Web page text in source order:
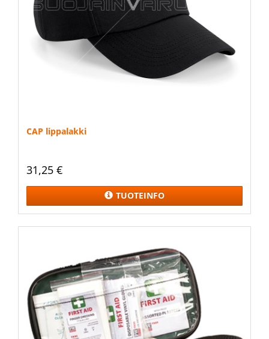
CAP lippalakki
31,25 €
TUOTEINFO